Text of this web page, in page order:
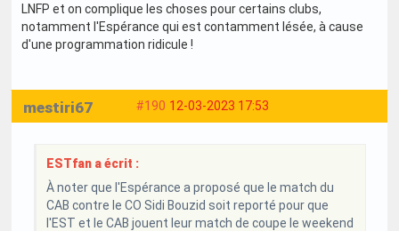
LNFP et on complique les choses pour certains clubs,
notamment l'Espérance qui est contamment lésée, à cause
d'une programmation ridicule !
#190 12-03-2023 17:53
mestiri67
ESTfan a écrit :
À noter que l'Espérance a proposé que le match du
CAB contre le CO Sidi Bouzid soit reporté pour que
l'EST et le CAB jouent leur match de coupe le weekend